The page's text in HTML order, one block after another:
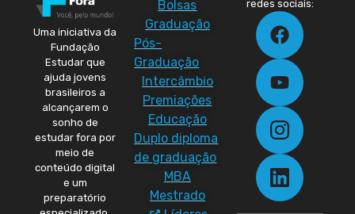
Uma iniciativa da
Fundação
Estudar que
ajuda jovens
brasileiros a
alcançarem o
sonho de
estudar fora por
meio de
conteúdo digital
e um
preparatório
Bolsas
Graduação
Pós-
Graduação
Intercâmbio
Premiações
Educação
Duplo diploma
de graduação
MBA
Mestrado
redes sociais: